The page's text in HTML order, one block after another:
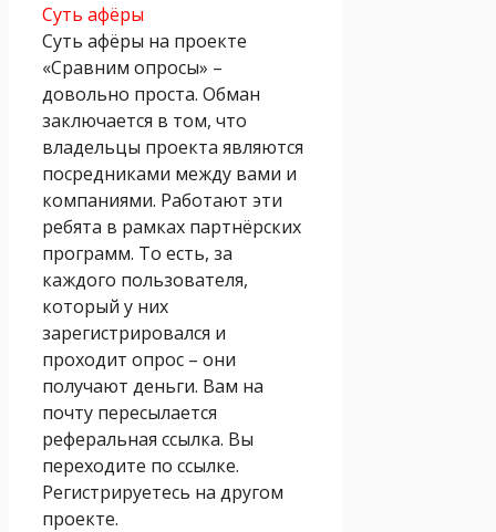
Суть афёры
Суть афёры на проекте
«Сравним опросы» –
довольно проста. Обман
заключается в том, что
владельцы проекта являются
посредниками между вами и
компаниями. Работают эти
ребята в рамках партнёрских
программ. То есть, за
каждого пользователя,
который у них
зарегистрировался и
проходит опрос – они
получают деньги. Вам на
почту пересылается
реферальная ссылка. Вы
переходите по ссылке.
Регистрируетесь на другом
проекте.